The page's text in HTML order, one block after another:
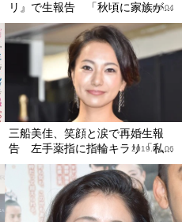
リ』で生報告 「秋頃に家族が...
2019.06.04
三船美佳、笑顔と涙で再婚生報
告 左手薬指に指輪キラリ「私...
2019.04.06